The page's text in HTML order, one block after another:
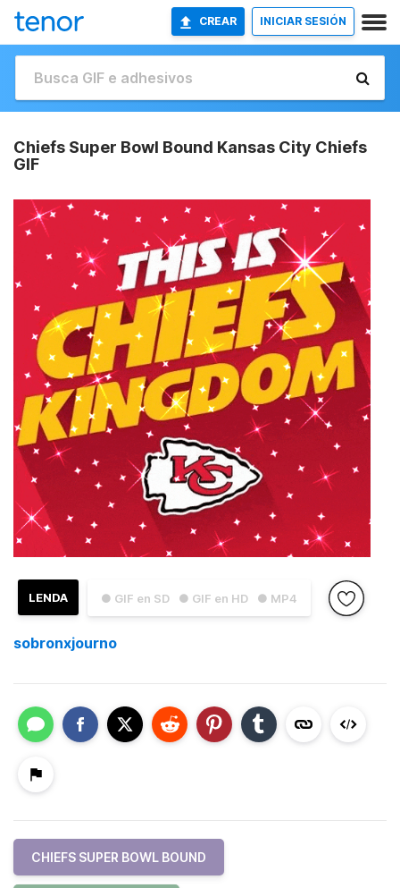
CREAR INICIAR SESIÓN
Chiefs Super Bowl Bound Kansas City Chiefs
GIF
● GIF en SD ● GIF en HD ● MP4
LENDA
sobronxjourno
CHIEFS SUPER BOWL BOUND